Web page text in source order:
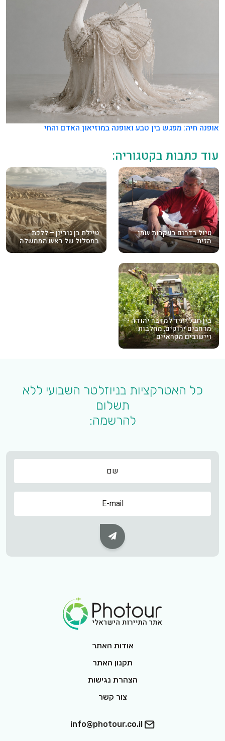
אופנה חיה: מפגש בין טבע ואופנה במוזיאון האדם והחי
עוד כתבות בקטגוריה:
טיול בדרום בעקבות שמן
הזית
טיילת בן גוריון – ללכת
במסלול של ראש הממשלה
בין חבל יתיר למדבר יהודה -
מרחבים ירוקים, מחלבות
ויישובים מקראיים
כל האטרקציות בניוזלטר השבועי ללא
תשלום
להרשמה:
שם
שם
Subscribe Button
אודות האתר
תקנון האתר
הצהרת נגישות
צור קשר
info@photour.co.il